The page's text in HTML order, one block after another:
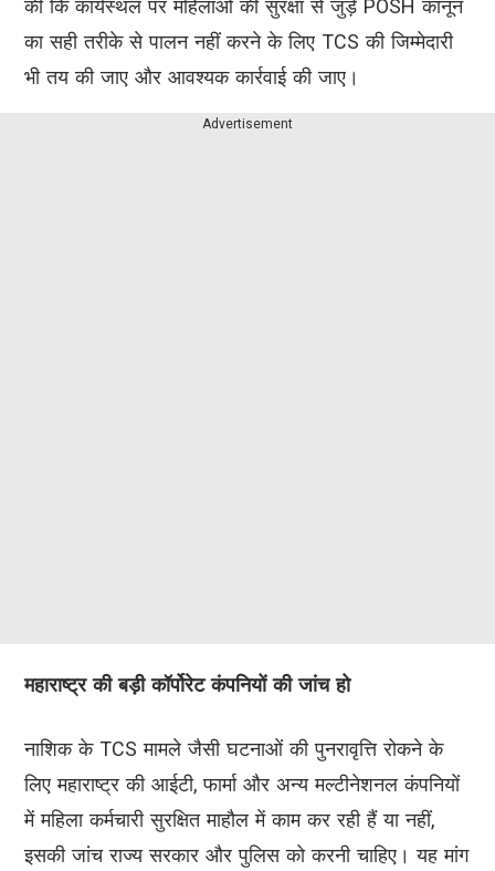
की कि कार्यस्थल पर महिलाओं की सुरक्षा से जुड़े POSH कानून
का सही तरीके से पालन नहीं करने के लिए TCS की जिम्मेदारी
भी तय की जाए और आवश्यक कार्रवाई की जाए।
Advertisement
महाराष्ट्र की बड़ी कॉर्पोरेट कंपनियों की जांच हो
नाशिक के TCS मामले जैसी घटनाओं की पुनरावृत्ति रोकने के
लिए महाराष्ट्र की आईटी, फार्मा और अन्य मल्टीनेशनल कंपनियों
में महिला कर्मचारी सुरक्षित माहौल में काम कर रही हैं या नहीं,
इसकी जांच राज्य सरकार और पुलिस को करनी चाहिए। यह मांग